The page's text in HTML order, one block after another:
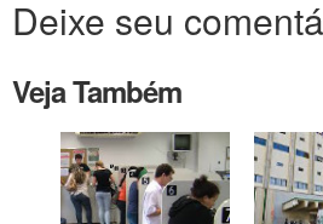
Deixe seu
Veja Também